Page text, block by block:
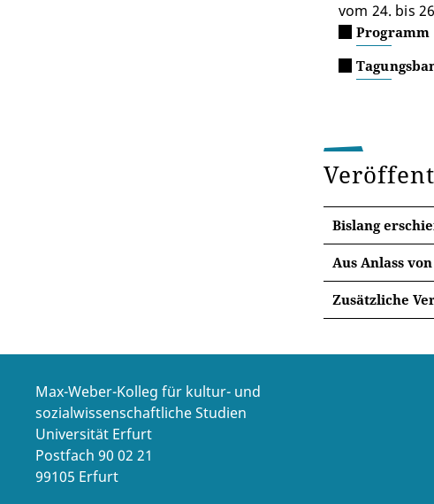
vom 24. bis
Programm
Bislang
Aus Anlass
Søren
De Gruyter
Stuttgart:
Zusätzliche
Berlin/
Max-Weber-Kolleg für kultur- und
sozialwissenschaftliche Studien
Universität Erfurt
Postfach 90 02 21
99105 Erfurt